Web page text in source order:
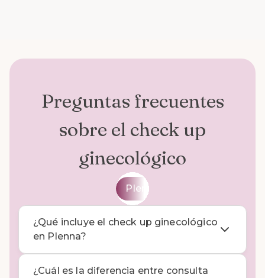
Preguntas frecuentes
sobre el check up
ginecológico
Plenna
¿Qué incluye el check up ginecológico
en Plenna?
¿Cuál es la diferencia entre consulta